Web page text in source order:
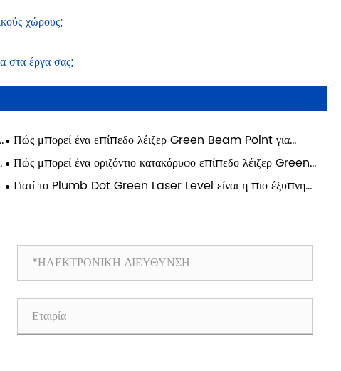
χώρους;
στα έργα σας;
Πώς μπορεί ένα επίπεδο λέιζερ Green Beam Point για
Κατασκευές να βελτιώσει την ακρίβεια και την αποτελεσματικότητα
σε σύγχρονους χώρους εργασίας
Πώς μπορεί ένα οριζόντιο κατακόρυφο επίπεδο λέιζερ Green
Cross Line να βελτιώσει την ακρίβεια σε σύγχρονες κατασκευές
και έργα DIY
Γιατί το Plumb Dot Green Laser Level είναι η πιο έξυπνη